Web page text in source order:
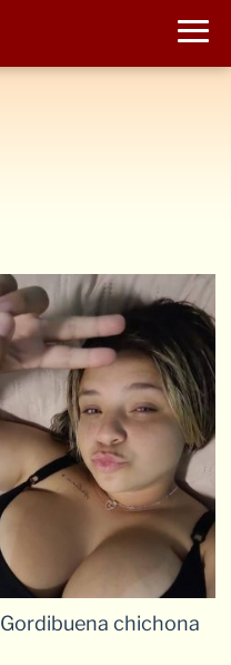
Gordibuena chichona